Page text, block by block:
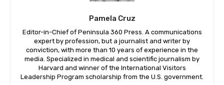
Pamela Cruz
Editor-in-Chief of Peninsula 360 Press. A communications
expert by profession, but a journalist and writer by
conviction, with more than 10 years of experience in the
media. Specialized in medical and scientific journalism by
Harvard and winner of the International Visitors
Leadership Program scholarship from the U.S. government.